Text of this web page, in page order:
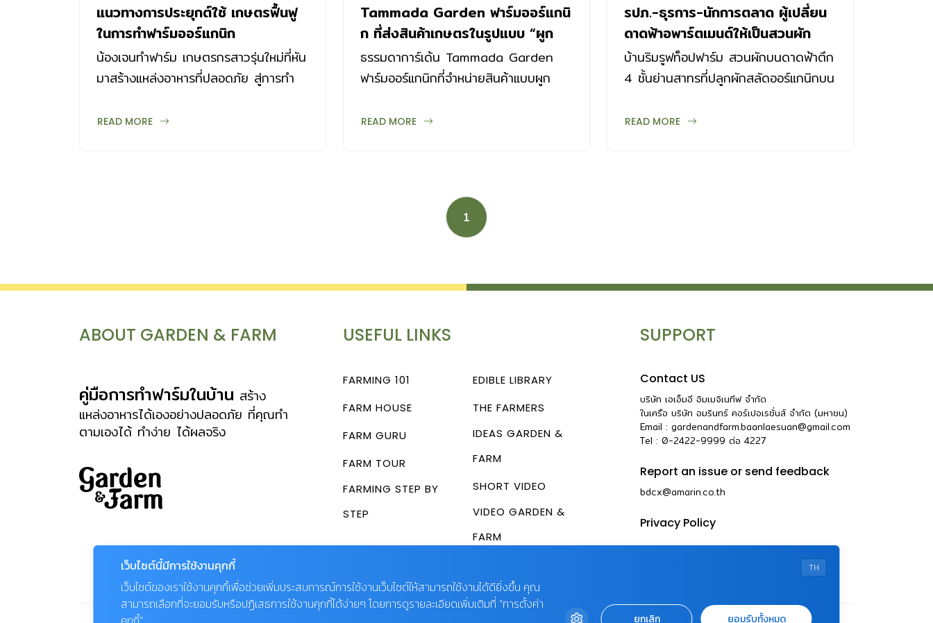
แนวทางการประยุกต์ใช้ เกษตรฟื้นฟู
ในการทำฟาร์มออร์แกนิก
น้องเจนทำฟาร์ม เกษตรกรสาวรุ่นใหม่ที่หัน
มาสร้างแหล่งอาหารที่ปลอดภัย สู่การทำ
ฟื้นฟู ที่ Udon Organic Farm
READ MORE
Tammada Garden ฟาร์มออร์แกนิ
ก ที่ส่งสินค้าเกษตรในรูปแบบ “ผูก
ปิ่นโต”
ธรรมดาการ์เด้น Tammada Garden
ฟาร์มออร์แกนิกที่จำหน่ายสินค้าแบบผูก
ในซีรี่ส์ภาพยนตร์
READ MORE
รปภ.-ธุรการ-นักการตลาด ผู้เปลี่ยน
ดาดฟ้าอพาร์ตเมนต์ให้เป็นสวนผัก
ออร์แกนิกกลางกรุง
บ้านริมรูฟท็อปฟาร์ม สวนผักบนดาดฟ้าตึก
4 ชั้นย่านสาทรที่ปลูกผักสลัดออร์แกนิกบน
ปลูกผักเป็นกำลังสำคัญ
READ MORE
1
ABOUT GARDEN & FARM
คู่มือการทำฟาร์มในบ้าน สร้าง
แหล่งอาหารได้เองอย่างปลอดภัย ที่คุณทำ
ตามเองได้ ทำง่าย ได้ผลจริง
USEFUL LINKS
FARMING 101
FARM HOUSE
FARM GURU
FARM TOUR
FARMING STEP BY
STEP
EDIBLE LIBRARY
THE FARMERS
IDEAS GARDEN &
FARM
SHORT VIDEO
VIDEO GARDEN &
FARM
SUPPORT
Contact US
บริษัท เอเอ็มอี อิมเมจิเนทีฟ จำกัด
ในเครือ บริษัท อมรินทร์ คอร์เปอเรชั่นส์ จำกัด (มหาชน)
Email : gardenandfarm.baanlaesuan@gmail.com
Tel : 0-2422-9999 ต่อ 4227
Report an issue or send feedback
bdcx@amarin.co.th
Privacy Policy
TH
เว็บไซต์นี้มีการใช้งานคุกกี้
เว็บไซต์ของเราใช้งานคุกกี้เพื่อช่วยเพิ่มประสบการณ์การใช้งานเว็บไซต์ให้สามารถใช้งานได้ดียิ่งขึ้น คุณ
สามารถเลือกที่จะยอมรับหรือปฏิเสธการใช้งานคุกกี้ได้ง่ายๆ โดยการดูรายละเอียดเพิ่มเติมที่ “การตั้งค่า
ยกเลิก ยอมรับทั้งหมด